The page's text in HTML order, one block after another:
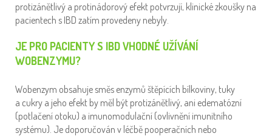
protizánětlivý a protinádorový efekt potvrzují, klinické zkoušky na
pacientech s IBD zatím provedeny nebyly.
JE PRO PACIENTY S IBD VHODNÉ UŽÍVÁNÍ
WOBENZYMU?
Wobenzym obsahuje směs enzymů štěpících bílkoviny, tuky
a cukry a jeho efekt by měl být protizánětlivý, ani edematózní
(potlačení otoku) a imunomodulační (ovlivnění imunitního
systému). Je doporučován v léčbě pooperačních nebo